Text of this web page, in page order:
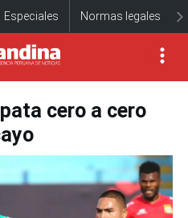
Especiales Normas legales
cero a cero